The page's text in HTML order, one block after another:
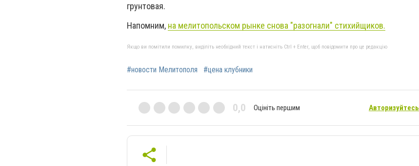
грунтовая.
Напомним, на мелитопольском рынке снова "разогнали" стихийщиков.
Якщо ви помітили помилку, виділіть необхідний текст і натисніть Ctrl + Enter, щоб повідомити про це редакцію
#новости Мелитополя #цена клубники
0,0 Оцініть першим Авторизуйтесь